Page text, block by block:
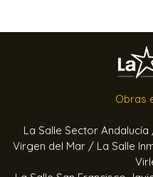
Obras
La Salle Sector
Virgen del Mar / La Salle